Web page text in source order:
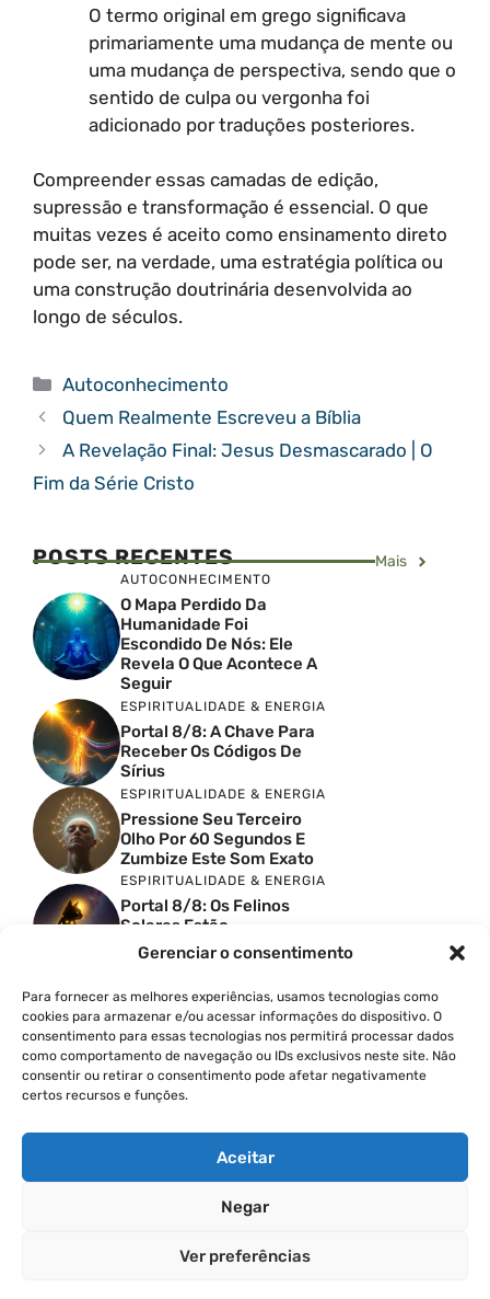
Gerenciar o consentimento
Para fornecer as melhores experiências, usamos tecnologias como
cookies para armazenar e/ou acessar informações do dispositivo. O
consentimento para essas tecnologias nos permitirá processar dados
como comportamento de navegação ou IDs exclusivos neste site. Não
consentir ou retirar o consentimento pode afetar negativamente
certos recursos e funções.
Aceitar
Negar
Ver preferências
O termo original em grego significava
primariamente uma mudança de mente ou
uma mudança de perspectiva, sendo que o
sentido de culpa ou vergonha foi
adicionado por traduções posteriores.
Compreender essas camadas de edição,
supressão e transformação é essencial. O que
muitas vezes é aceito como ensinamento direto
pode ser, na verdade, uma estratégia política ou
uma construção doutrinária desenvolvida ao
longo de séculos.
Categorias
Autoconhecimento
Quem Realmente Escreveu a Bíblia
A Revelação Final: Jesus Desmascarado | O
Fim da Série Cristo
POSTS RECENTES Mais
AUTOCONHECIMENTO
O Mapa Perdido Da
Humanidade Foi
Escondido De Nós: Ele
Revela O Que Acontece A
Seguir
ESPIRITUALIDADE & ENERGIA
Portal 8/8: A Chave Para
Receber Os Códigos De
Sírius
ESPIRITUALIDADE & ENERGIA
Pressione Seu Terceiro
Olho Por 60 Segundos E
Zumbize Este Som Exato
ESPIRITUALIDADE & ENERGIA
Portal 8/8: Os Felinos
Solares Estão
Despertando Antigas
Memórias
Urgente: Portal 8/8 Abre
Uma Nova Onda De
Despertar Em Massa
FINANÇAS COM PROPÓSITO
Como Cobrar Mais Pelo
POLÍTICA DE PRIVACIDADE